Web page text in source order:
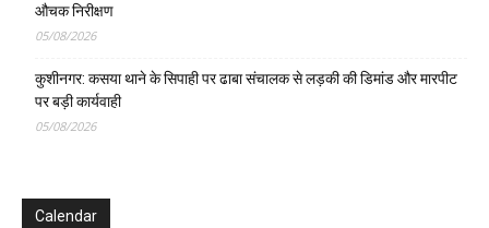
औचक निरीक्षण
05/08/2026
कुशीनगर: कसया थाने के सिपाही पर ढाबा संचालक से लड़की की डिमांड और मारपीट
पर बड़ी कार्यवाही
05/08/2026
Calendar